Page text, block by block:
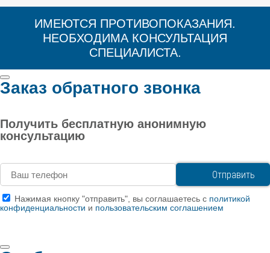
ИМЕЮТСЯ ПРОТИВОПОКАЗАНИЯ.
НЕОБХОДИМА КОНСУЛЬТАЦИЯ
СПЕЦИАЛИСТА.
Заказ обратного звонка
Получить бесплатную анонимную
консультацию
Нажимая кнопку "отправить", вы соглашаетесь с политикой
конфиденциальности и пользовательским соглашением